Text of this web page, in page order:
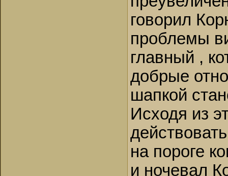
говорил
проблемы
главный ,
добрые
шапкой
Исходя из
на пороге
и ночевал